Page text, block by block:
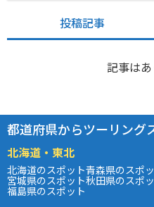
投稿記事
記事はあ
都道府県からツーリング
北海道・東北
北海道のスポット青森県のスポ
宮城県のスポット秋田県のスポ
福島県のスポット